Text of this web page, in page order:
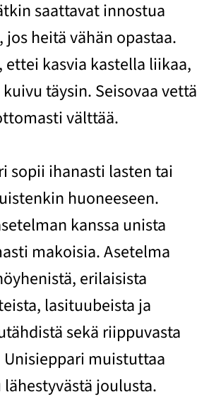
saattavat innostua
jos heitä vähän opastaa.
ettei kasvia kastella liikaa,
täysin. Seisovaa vettä
välttää.
sopii ihanasti lasten tai
huoneeseen.
kanssa unista
makoisia. Asetelma
erilaisista
lasituubeista ja
sekä riippuvasta
Unisieppari muistuttaa
joulusta.